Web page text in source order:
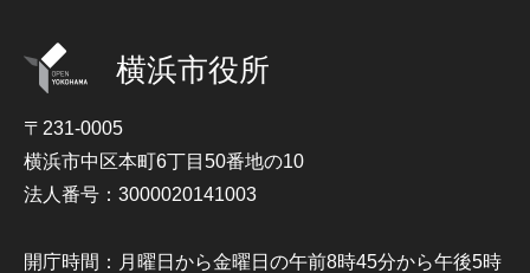
横浜市役所
〒231-0005
横浜市中区本町6丁目50番地の10
法人番号：3000020141003
開庁時間：月曜日から金曜日の午前8時45分から午後5時